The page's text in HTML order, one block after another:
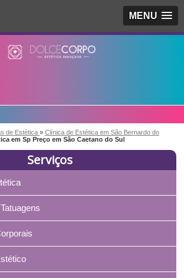
MENU
de Estética » Clínica de Estética em São Bernardo do
em Sp Preço em São Caetano do Sul
Serviços